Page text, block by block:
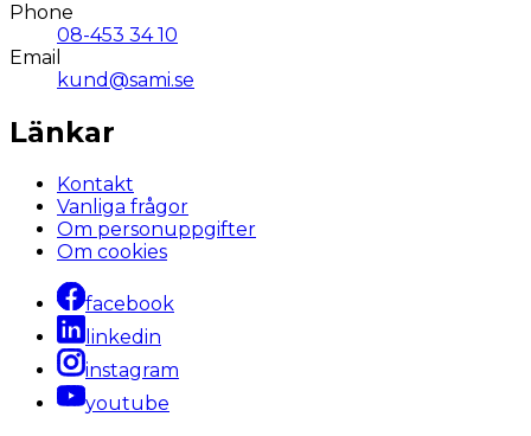
Phone
08-453 34 10
Email
kund@sami.se
Länkar
Kontakt
Vanliga frågor
Om personuppgifter
Om cookies
facebook
linkedin
instagram
youtube